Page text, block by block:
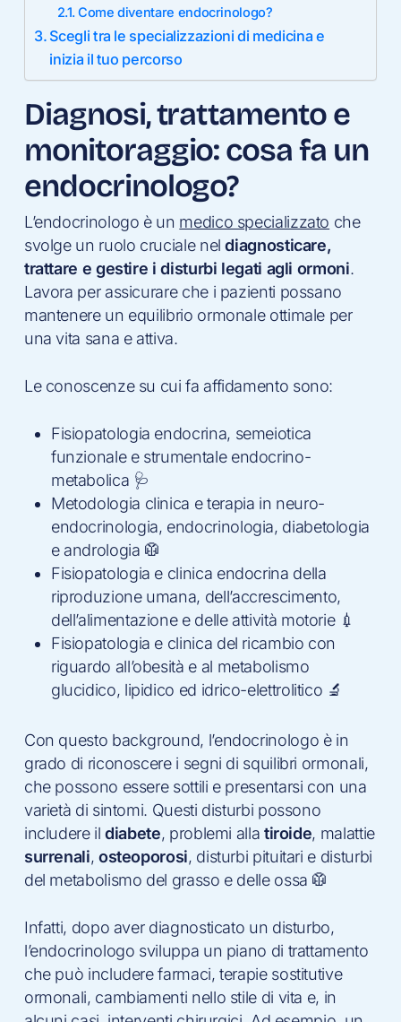
Come diventare endocrinologo?
Scegli tra le specializzazioni di medicina e
inizia il tuo percorso
Diagnosi, trattamento e
monitoraggio: cosa fa un
endocrinologo?
L’endocrinologo è un medico specializzato che
svolge un ruolo cruciale neldiagnosticare,
trattare e gestire i disturbi legati agli ormoni.
Lavora per assicurare che i pazienti possano
mantenere un equilibrio ormonale ottimale per
una vita sana e attiva.
Le conoscenze su cui fa affidamento sono:
Fisiopatologia endocrina, semeiotica
funzionale e strumentale endocrino-
metabolica 🩺
Metodologia clinica e terapia in neuro-
endocrinologia, endocrinologia, diabetologia
e andrologia 🥼
Fisiopatologia e clinica endocrina della
riproduzione umana, dell’accrescimento,
dell’alimentazione e delle attività motorie 💉
Fisiopatologia e clinica del ricambio con
riguardo all’obesità e al metabolismo
glucidico, lipidico ed idrico-elettrolitico 🔬
Con questo background, l’endocrinologo è in
grado di riconoscere i segni di squilibri ormonali,
che possono essere sottili e presentarsi con una
varietà di sintomi. Questi disturbi possono
includere ildiabete, problemi alla tiroide, malattie
surrenali, osteoporosi, disturbi pituitari e disturbi
del metabolismo del grasso e delle ossa 🥼
Infatti, dopo aver diagnosticato un disturbo,
l’endocrinologo sviluppa un piano di trattamento
che può includere farmaci, terapie sostitutive
ormonali, cambiamenti nello stile di vita e, in